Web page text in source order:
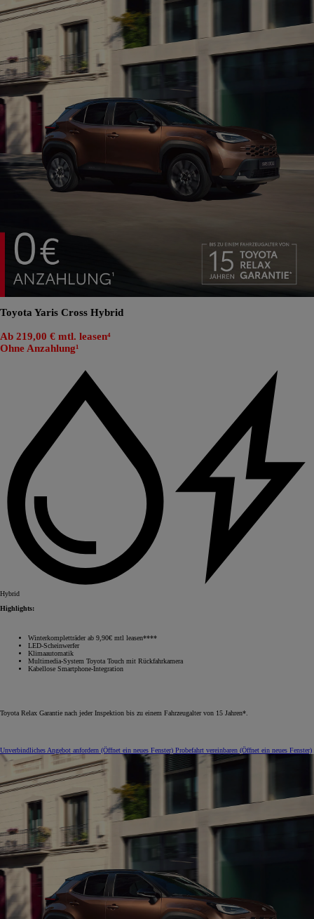
Toyota Yaris Cross Hybrid
Ab 219,00 € mtl. leasen⁴
Ohne Anzahlung¹
Hybrid
Highlights:
Winterkompletträder ab 9,90€ mtl leasen****
LED-Scheinwerfer
Klimaautomatik
Multimedia-System Toyota Touch mit Rückfahrkamera
Kabellose Smartphone-Integration
Toyota Relax Garantie nach jeder Inspektion bis zu einem Fahrzeugalter von 15 Jahren*.
Unverbindliches Angebot anfordern (Öffnet ein neues Fenster) Probefahrt vereinbaren (Öffnet ein neues Fenster)